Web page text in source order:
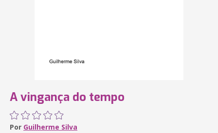
A vingança do tempo
Por Guilherme Silva